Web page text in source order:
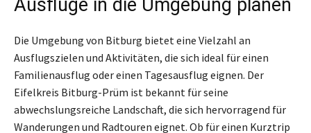
Ausflüge in die Umgebung planen
Die Umgebung von Bitburg bietet eine Vielzahl an
Ausflugszielen und Aktivitäten, die sich ideal für einen
Familienausflug oder einen Tagesausflug eignen. Der
Eifelkreis Bitburg-Prüm ist bekannt für seine
abwechslungsreiche Landschaft, die sich hervorragend für
Wanderungen und Radtouren eignet. Ob für einen Kurztrip